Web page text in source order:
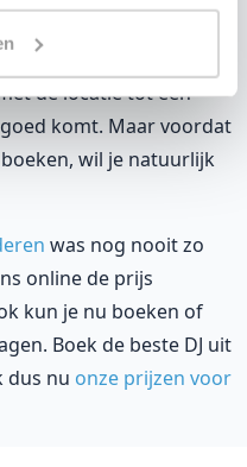
Eikenhof?
Eikenhof: dat is onze
de locatie tot een
komt. Maar voordat
wil je natuurlijk
was nog nooit zo
online de prijs
kun je nu boeken of
Boek de beste DJ uit
dus nu onze prijzen voor